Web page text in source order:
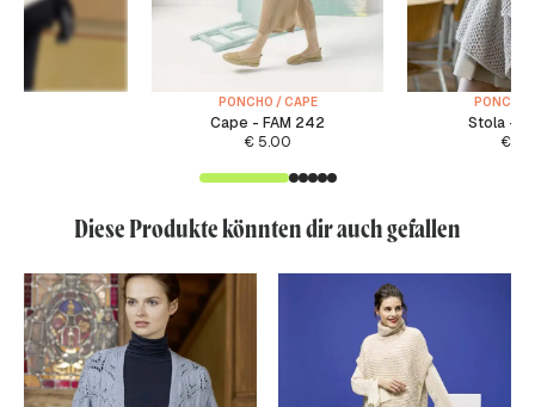
PONCHO / CAPE
Cape - FAM 242
€ 5.00
PONCHO
Stola -
€
Diese Produkte könnten dir auch gefallen